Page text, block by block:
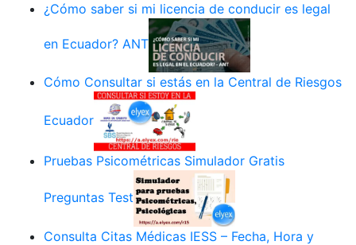
¿Cómo saber si mi licencia de conducir es legal
en Ecuador? ANT
Cómo Consultar si estás en la Central de Riesgos
Ecuador
Pruebas Psicométricas Simulador Gratis
Preguntas Test
Consulta Citas Médicas IESS – Fecha, Hora y